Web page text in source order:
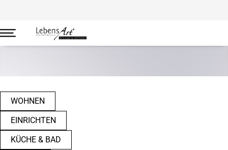
WOHNEN
EINRICHTEN
KÜCHE & BAD